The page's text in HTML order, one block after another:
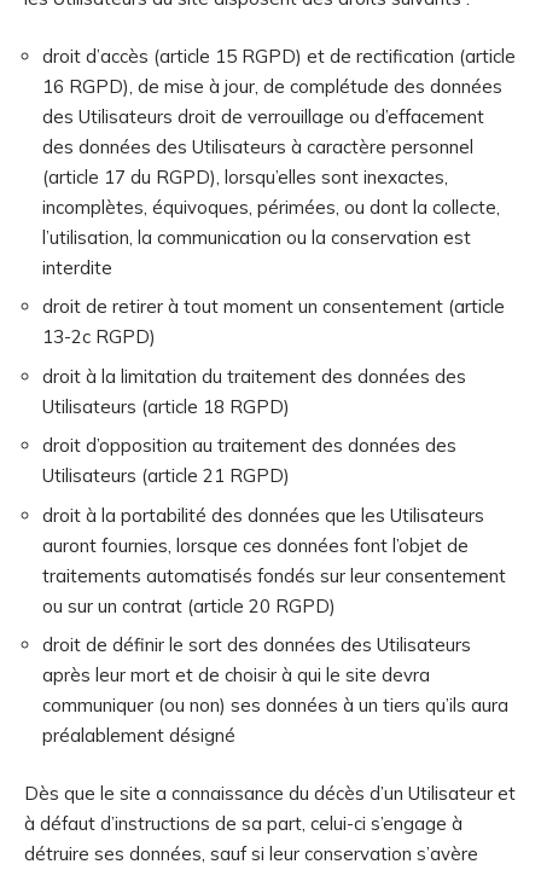
droit d’accès (article 15 RGPD) et de rectification (article
16 RGPD), de mise à jour, de complétude des données
des Utilisateurs droit de verrouillage ou d’effacement
des données des Utilisateurs à caractère personnel
(article 17 du RGPD), lorsqu’elles sont inexactes,
incomplètes, équivoques, périmées, ou dont la collecte,
l’utilisation, la communication ou la conservation est
interdite
droit de retirer à tout moment un consentement (article
13-2c RGPD)
droit à la limitation du traitement des données des
Utilisateurs (article 18 RGPD)
droit d’opposition au traitement des données des
Utilisateurs (article 21 RGPD)
droit à la portabilité des données que les Utilisateurs
auront fournies, lorsque ces données font l’objet de
traitements automatisés fondés sur leur consentement
ou sur un contrat (article 20 RGPD)
droit de définir le sort des données des Utilisateurs
après leur mort et de choisir à qui le site devra
communiquer (ou non) ses données à un tiers qu’ils aura
préalablement désigné
Dès que le site a connaissance du décès d’un Utilisateur et
à défaut d’instructions de sa part, celui-ci s’engage à
détruire ses données, sauf si leur conservation s’avère